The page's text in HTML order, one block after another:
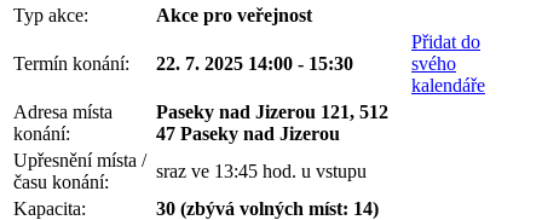
Typ akce: Akce pro veřejnost
Termín konání: 22. 7. 2025 14:00 - 15:30
Přidat do
svého
kalendáře
Adresa místa
konání:
Paseky nad Jizerou 121, 512
47 Paseky nad Jizerou
Upřesnění místa /
času konání:
sraz ve 13:45 hod. u vstupu
Kapacita:
30 (zbývá volných míst: 14)